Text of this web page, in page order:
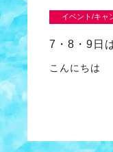
イベント/キャ
7・8・9日
こんにちは